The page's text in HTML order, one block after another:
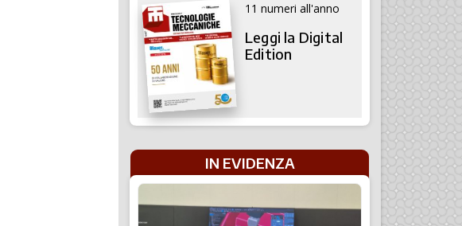
11 numeri all'anno
Leggi la Digital
Edition
IN EVIDENZA